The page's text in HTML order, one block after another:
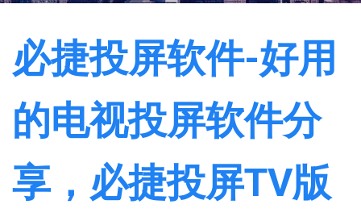
必捷投屏软件-好用
的电视投屏软件分
享，必捷投屏TV版